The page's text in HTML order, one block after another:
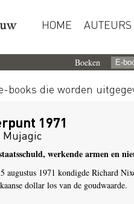
HOME AUTEURS
Boeken
books die worden
1971
Mujagic
werkende armen en
augustus 1971 kondigde Richard
dollar los van de goudwaarde.